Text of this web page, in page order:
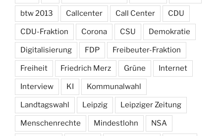
btw 2013 Callcenter Call Center CDU
CDU-Fraktion Corona CSU Demokratie
Digitalisierung FDP Freibeuter-Fraktion
Freiheit Friedrich Merz Grüne Internet
Interview KI Kommunalwahl
Landtagswahl Leipzig Leipziger Zeitung
Menschenrechte Mindestlohn NSA